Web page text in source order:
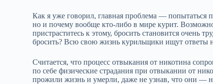
Как я уже говорил, главная проблема — попытаться
но и почему вообще кто‑либо в мире курит.
пристраститесь к этому, бросить становится очень
бросить? Всю свою жизнь курильщики ищут ответы
Считается, что процесс отвыкания от никотина
по себе физические страдания при отвыкании от
прожили жизнь и умерли, даже не узнав, что они —